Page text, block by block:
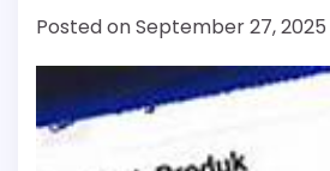
Posted onSeptember 27, 2025